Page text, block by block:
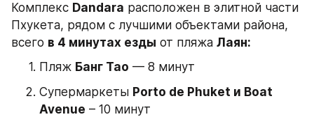
Комплекс Dandara расположен в элитной части
Пхукета, рядом с лучшими объектами района,
всего в 4 минутах езды от пляжа Лаян:
Пляж Банг Тао — 8 минут
Супермаркеты Porto de Phuket и Boat
Avenue – 10 минут